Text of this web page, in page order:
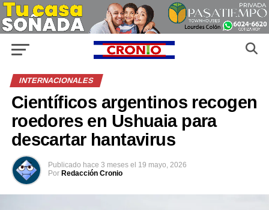
INTERNACIONALES
Científicos argentinos recogen
roedores en Ushuaia para
descartar hantavirus
Publicado hace 3 meses el 19 mayo, 2026
Por Redacción Cronio